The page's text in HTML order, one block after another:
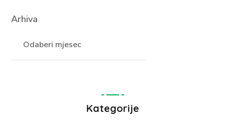
Arhiva
Kategorije